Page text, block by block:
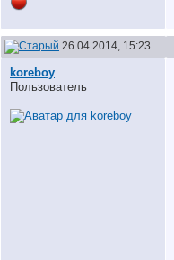
26.04.2014, 15:23
koreboy
Пользователь